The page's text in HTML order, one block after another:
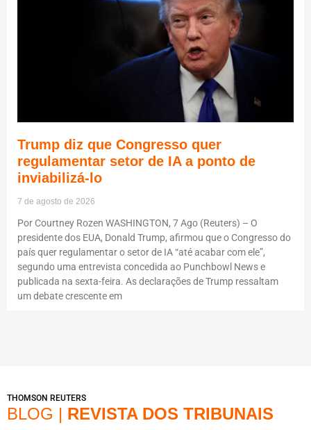
Trump diz que Congresso quer
regulamentar setor de IA a ponto de
inviabilizá-lo
7 de agosto de 2026
Por Courtney Rozen WASHINGTON, 7 Ago (Reuters) – O
presidente dos EUA, Donald Trump, afirmou que o Congresso do
país quer regulamentar o setor de IA “até acabar com ele”,
segundo uma entrevista concedida ao Punchbowl News e
publicada na sexta-feira. As declarações de Trump ressaltam
um debate crescente em
THOMSON REUTERS
BLOG | REVISTA DOS TRIBUNAIS